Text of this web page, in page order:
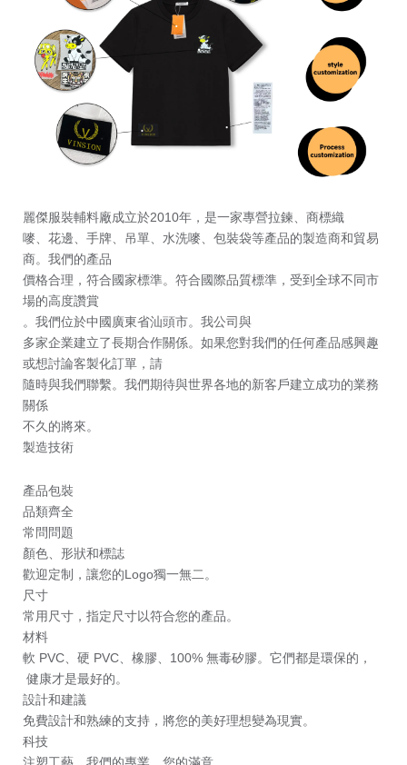
麗傑服裝輔料廠成立於2010年，是一家專營拉鍊、商標織
嘜、花邊、手牌、吊單、水洗嘜、包裝袋等產品的製造商和貿易
商。我們的產品
價格合理，符合國家標準。符合國際品質標準，受到全球不同市
場的高度讚賞
。我們位於中國廣東省汕頭市。我公司與
多家企業建立了長期合作關係。 如果您對我們的任何產品感興趣
或想討論客製化訂單，請
隨時與我們聯繫。我們期待與世界各地的新客戶建立成功的業務
關係
不久的將來。
製造技術
產品包裝
品類齊全
常問問題
顏色、形狀和標誌
歡迎定制，讓您的Logo獨一無二。
尺寸
常用尺寸，指定尺寸以符合您的產品。
材料
軟 PVC、硬 PVC、橡膠、100% 無毒矽膠。它們都是環保的，
健康才是最好的。
設計和建議
免費設計和熟練的支持，將您的美好理想變為現實。
科技